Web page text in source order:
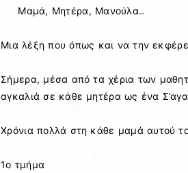
Μαμά, Μητέρα, Μανούλα..
Μια λέξη που όπως και να την
Σήμερα, μέσα από τα χέρια των
αγκαλιά σε κάθε μητέρα ως ένα
Χρόνια πολλά στη κάθε μαμά αυτού
1ο τμήμα